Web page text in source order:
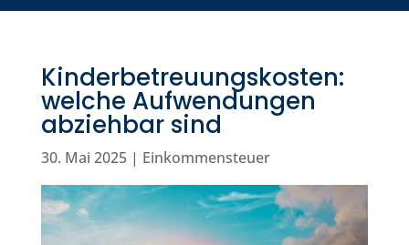
Kinderbetreuungskosten:
welche Aufwendungen
abziehbar sind
30. Mai 2025| Einkommensteuer